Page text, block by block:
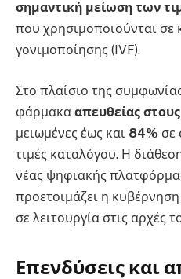
σημαντική μείωση των
που χρησιμοποιούνται σε
γονιμοποίησης (IVF).
Στο πλαίσιο της
φάρμακα απευθείας
μειωμένες έως και 84% σε
τιμές καταλόγου. Η
νέας ψηφιακής
προετοιμάζει η κυβέρνηση
σε λειτουργία στις αρχές
Επενδύσεις και